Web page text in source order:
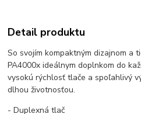
Detail produktu
So svojím kompaktným dizajnom a
PA4000x ideálnym doplnkom do
vysokú rýchlosť tlače a spoľahlivý
dlhou životnosťou.
- Duplexná tlač